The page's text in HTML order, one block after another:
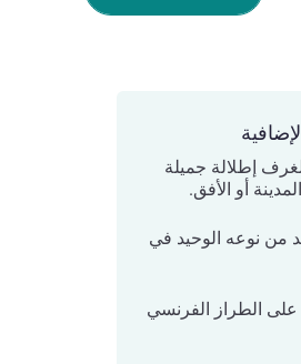
إطلالة جميلة
أو الأفق.
من نوعه الوحيد في
الطراز الفرنسي